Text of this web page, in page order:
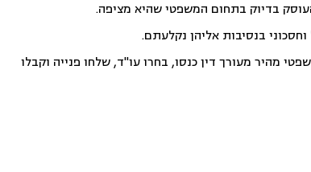
בדיוק בתחום המשפטי שהיא מציפה.
בנסיבות אליהן נקלעתם.
מהיר מעורך דין כנסו, בחרו עו"ד, שלחו פנייה וקבלו